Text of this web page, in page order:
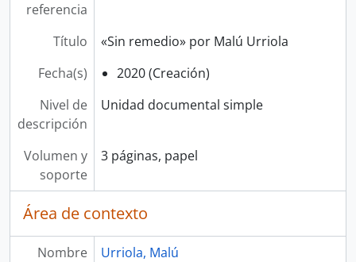
referencia
Título
«Sin remedio» por Malú Urriola
Fecha(s)
2020 (Creación)
Nivel de
descripción
Unidad documental simple
Volumen y
soporte
3 páginas, papel
Área de contexto
Nombre
Urriola, Malú